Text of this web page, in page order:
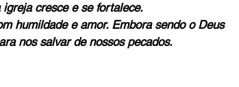
cresce e se fortalece.
humildade e amor. Embora sendo o Deus
nos salvar de nossos pecados.